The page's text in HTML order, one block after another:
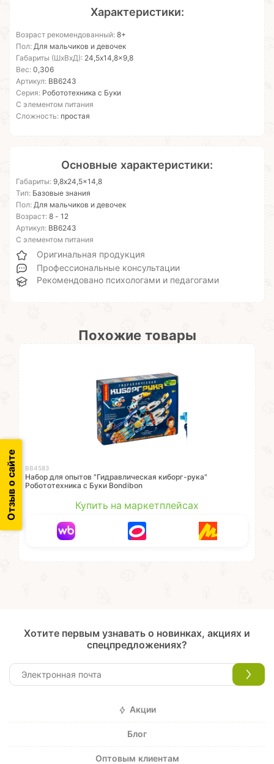
Характеристики:
Возраст рекомендованный: 8+
Пол: Для мальчиков и девочек
Габариты (ШхВхД): 24,5x14,8x9,8
Вес: 0,306
Артикул: ВВ6243
Серия: Робототехника с Буки
С элементом питания
Сложность: простая
Основные характеристики:
Габариты: 9,8x24,5x14,8
Тип: Базовые знания
Пол: Для мальчиков и девочек
Возраст: 8 - 12
Артикул: ВВ6243
С элементом питания
Оригинальная продукция
Профессиональные консультации
Рекомендовано психологами и педагогами
Похожие товары
ВВ4583
Набор для опытов "Гидравлическая киборг-рука"
Робототехника с Буки Bondibon
Купить на маркетплейсах
Отзыв о сайте
Хотите первым узнавать о новинках, акциях и
спецпредложениях?
Акции
Блог
Оптовым клиентам